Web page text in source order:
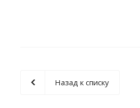
Назад к списку